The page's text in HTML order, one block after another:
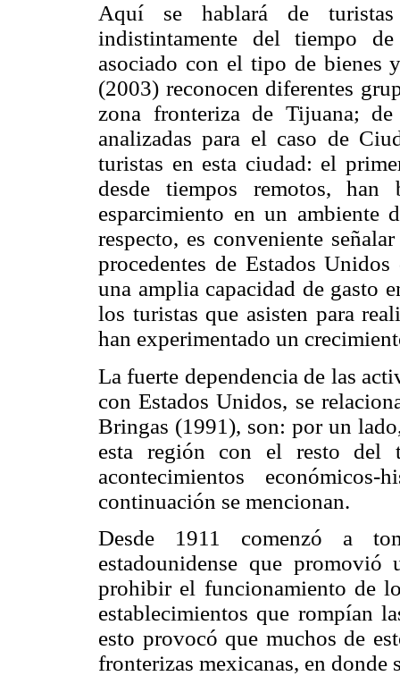
Aquí se hablará de
indistintamente del tiempo
asociado con el tipo de bienes
(2003) reconocen diferentes
zona fronteriza de Tijuana;
analizadas para el caso de
turistas en esta ciudad: el
desde tiempos remotos, han
esparcimiento en un ambiente
respecto, es conveniente
procedentes de Estados
una amplia capacidad de gasto
los turistas que asisten para
han experimentado un
La fuerte dependencia de las
con Estados Unidos, se
Bringas (1991), son: por un
esta región con el resto del
acontecimientos
continuación se mencionan.
Desde 1911 comenzó a
estadounidense que
prohibir el funcionamiento de
establecimientos que rompían
esto provocó que muchos de
fronterizas mexicanas, en